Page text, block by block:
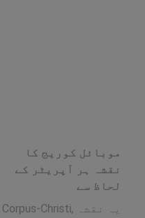
موبائل کوریج کا
نقشہ ہر آپریٹر کے
لحاظ سے
یہ نقشہ Corpus-Christi,